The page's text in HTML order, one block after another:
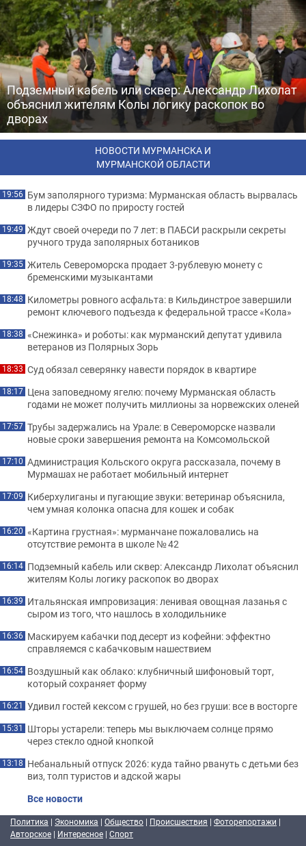
Подземный кабель или сквер: Александр Лихолат
объяснил жителям Колы логику раскопок во
дворах
НОВОСТИ МУРМАНСКА И
МУРМАНСКОЙ ОБЛАСТИ
19:56 Бум заполярного туризма: Мурманская область вырвалась
в лидеры СЗФО по приросту гостей
19:49 Ждут своей очереди по 7 лет: в ПАБСИ раскрыли секреты
ручного труда заполярных ботаников
19:35 Житель Североморска продает 3-рублевую монету с
бременскими музыкантами
18:48 Километры ровного асфальта: в Кильдинстрое завершили
ремонт ключевого подъезда к федеральной трассе «Кола»
18:38 «Снежинка» и роботы: как мурманский депутат удивила
ветеранов из Полярных Зорь
18:33 Суд обязал северянку навести порядок в квартире
18:17 Цена заповедному ягелю: почему Мурманская область
годами не может получить миллионы за норвежских оленей
17:57 Трубы задержались на Урале: в Североморске назвали
новые сроки завершения ремонта на Комсомольской
17:10 Администрация Кольского округа рассказала, почему в
Мурмашах не работает мобильный интернет
17:09 Киберхулиганы и пугающие звуки: ветеринар объяснила,
чем умная колонка опасна для кошек и собак
16:20 «Картина грустная»: мурманчане пожаловались на
отсутствие ремонта в школе № 42
16:14 Подземный кабель или сквер: Александр Лихолат объяснил
жителям Колы логику раскопок во дворах
16:39 Итальянская импровизация: ленивая овощная лазанья с
сыром из того, что нашлось в холодильнике
16:36 Маскируем кабачки под десерт из кофейни: эффектно
справляемся с кабачковым нашествием
16:54 Воздушный как облако: клубничный шифоновый торт,
который сохраняет форму
16:21 Удивил гостей кексом с грушей, но без груши: все в восторге
15:31 Шторы устарели: теперь мы выключаем солнце прямо
через стекло одной кнопкой
13:18 Небанальный отпуск 2026: куда тайно рвануть с детьми без
виз, толп туристов и адской жары
Все новости
Политика | Экономика | Общество | Происшествия | Фоторепортажи |
Авторское | Интересное | Спорт